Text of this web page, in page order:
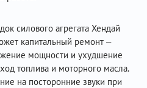
силового агрегата Хендай
капитальный ремонт –
мощности и ухудшение
топлива и моторного масла.
на посторонние звуки при